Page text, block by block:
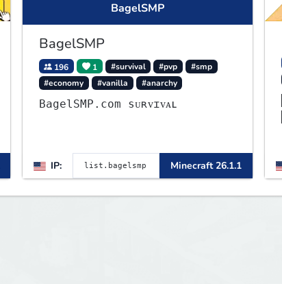
BagelSMP
BagelSMP
196 1 #survival #pvp
#smp
#economy
#vanilla #anarchy
BagelSMP.com ѕᴜʀᴠɪᴠᴀʟ
IP: Minecraft 26.1.1